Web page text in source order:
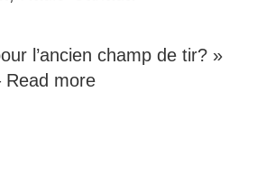
l’ancien champ de tir? »
Read more